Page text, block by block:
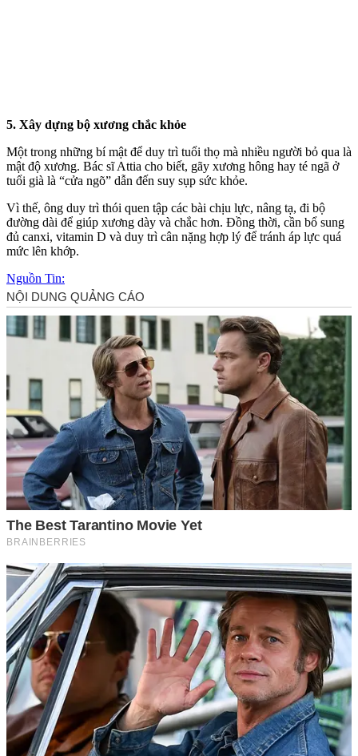
5. Xây dựng bộ xương chắc khỏe
Một trong những bí mật để duy trì tuổi thọ mà nhiều người bỏ qua là
mật độ xương. Bác sĩ Attia cho biết, gãy xương hông hay té ngã ở
tuổi già là “cửa ngõ” dẫn đến suy sụp sức khỏe.
Vì thế, ông duy trì thói quen tập các bài chịu lực, nâng tạ, đi bộ
đường dài để giúp xương dày và chắc hơn. Đồng thời, cần bổ sung
đủ canxi, vitamin D và duy trì cân nặng hợp lý để tránh áp lực quá
mức lên khớp.
Nguồn Tin: